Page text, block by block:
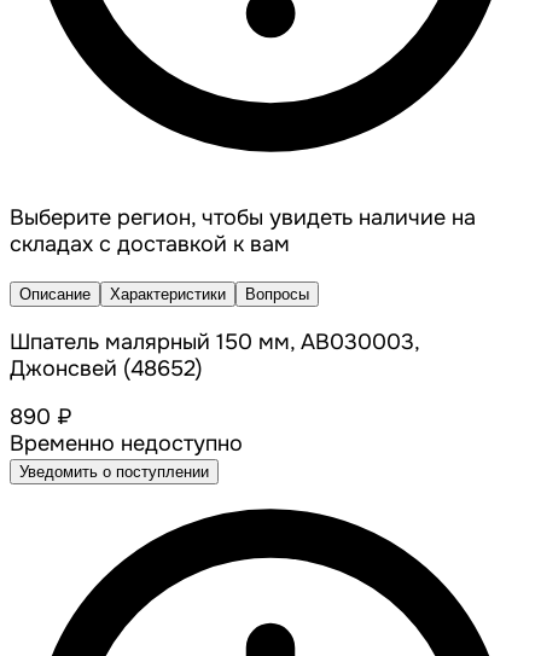
Выберите регион, чтобы увидеть наличие на
складах с доставкой к вам
Описание Характеристики Вопросы
Шпатель малярный 150 мм, AB030003,
Джонсвей (48652)
890 ₽
Временно недоступно
Уведомить о поступлении